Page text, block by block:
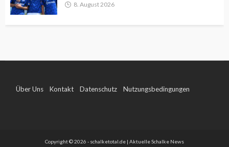
8. August 2026
Über Uns Kontakt Datenschutz Nutzungsbedingungen
Copyright © 2026 - schalketotal.de | Aktuelle Schalke News